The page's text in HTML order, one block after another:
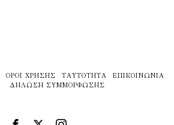
ΌΡΟΙ ΧΡΉΣΗΣ ΤΑΥΤΌΤΗΤΑ
ΕΠΙΚΟΙΝΩΝΊΑ
ΔΉΛΩΣΗ ΣΥΜΜΌΡΦΩΣΗΣ